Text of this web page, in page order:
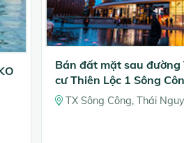
Bán đất mặt sau
cư Thiên Lộc 1 Sông
TX Sông Công, Thái